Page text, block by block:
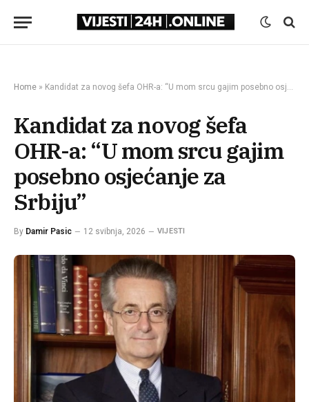
Home » Kandidat za novog šefa OHR-a: “U mom srcu gajim posebno osjećanje za Srbiju”
Kandidat za novog šefa
OHR-a: “U mom srcu gajim
posebno osjećanje za
Srbiju”
By Damir Pasic 12 svibnja, 2026 VIJESTI